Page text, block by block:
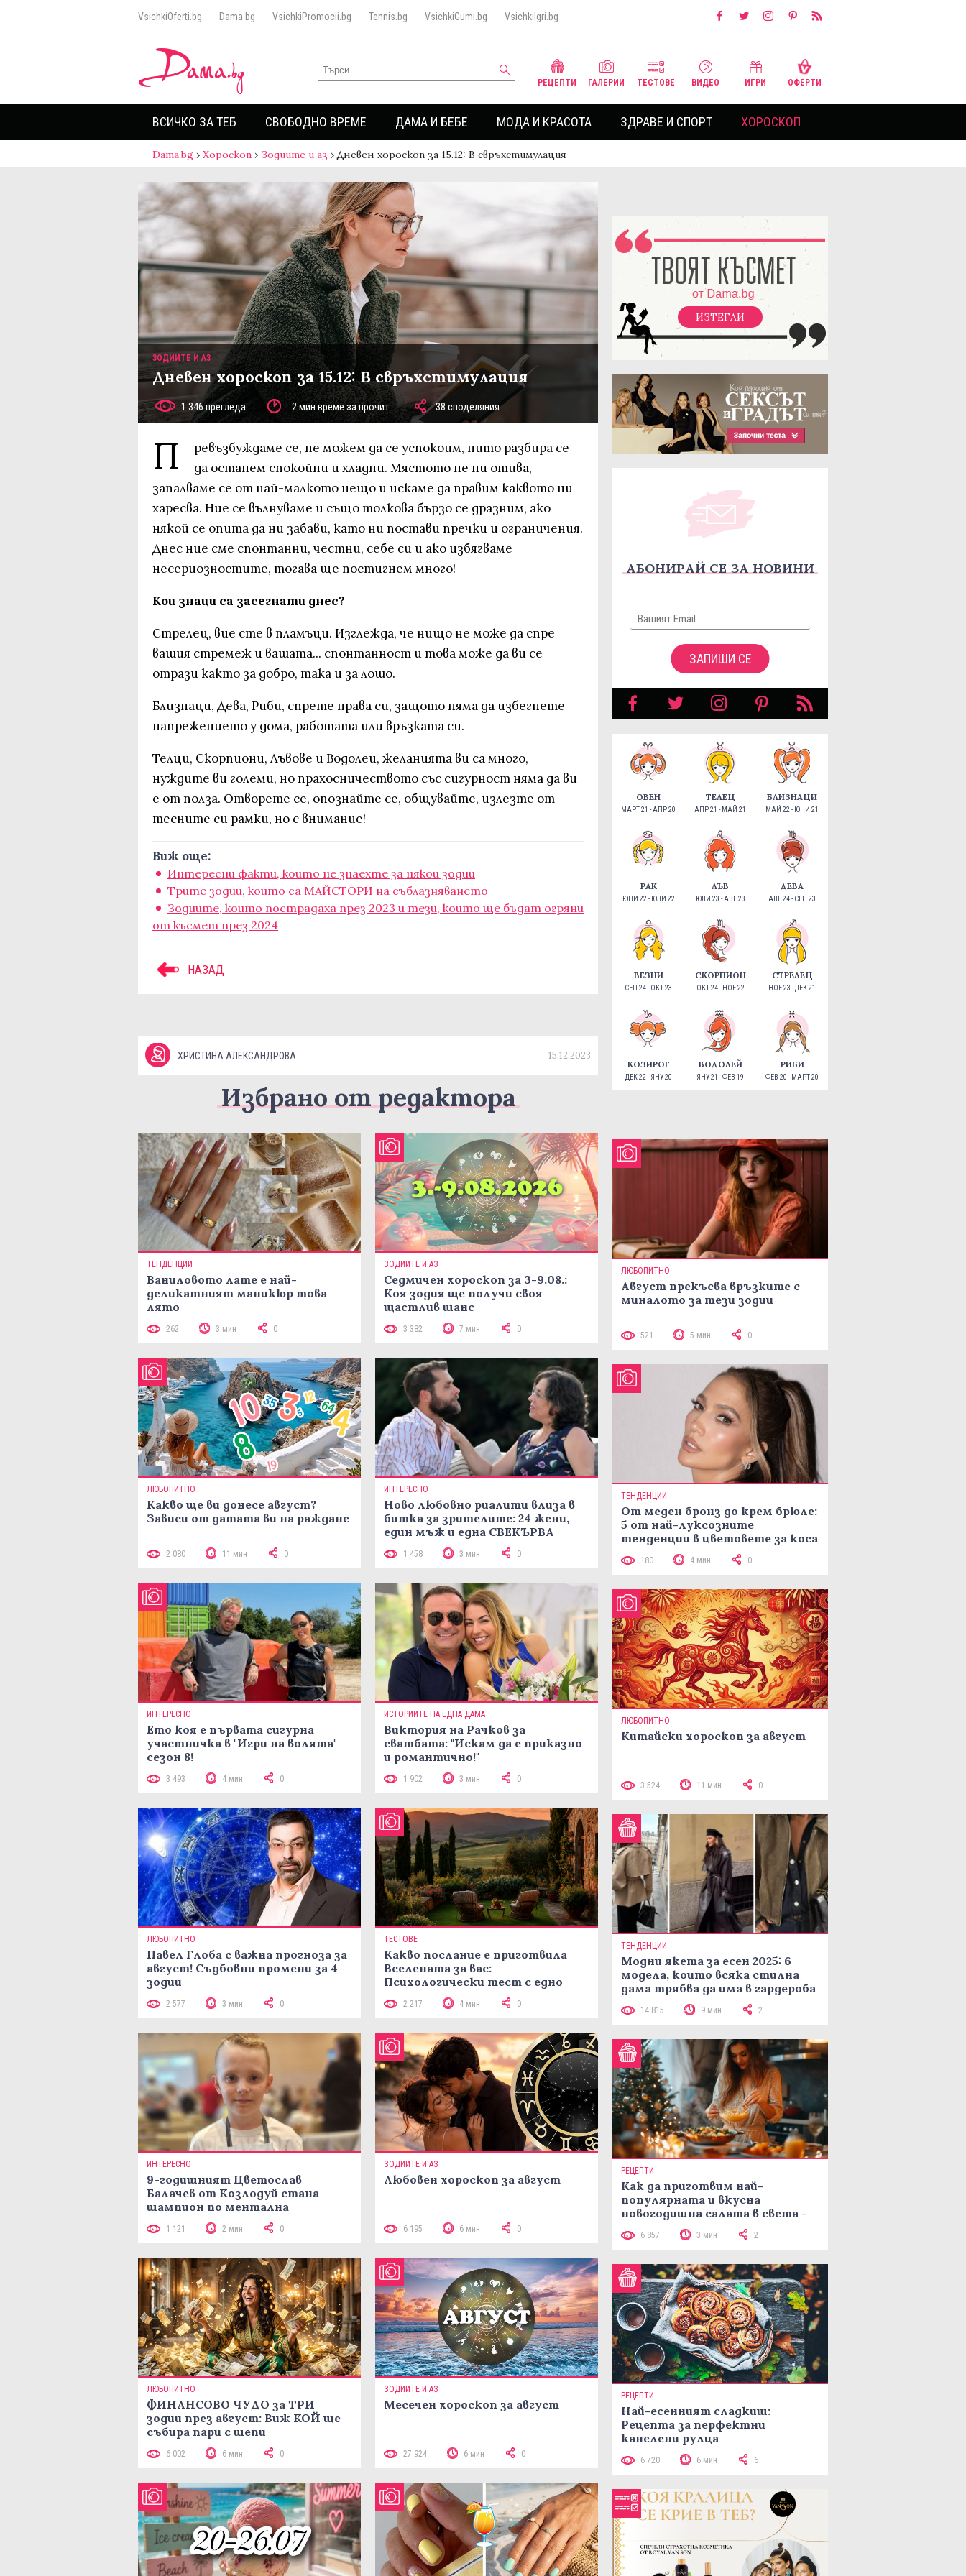
VsichkiOferti.bg Dama.bg VsichkiPromocii.bg Tennis.bg VsichkiGumi.bg VsichkiIgri.bg
РЕЦЕПТИ ГАЛЕРИИ ТЕСТОВЕ ВИДЕО ИГРИ ОФЕРТИ
ВСИЧКО ЗА ТЕБ СВОБОДНО ВРЕМЕ ДАМА И БЕБЕ МОДА И КРАСОТА ЗДРАВЕ И СПОРТ ХОРОСКОП
Dama.bg › Хороскоп › Зодиите и аз ›Дневен хороскоп за 15.12: В свръхстимулация
ЗОДИИТЕ И АЗ
Дневен хороскоп за 15.12: В свръхстимулация
1 346 прегледа 2 мин време за прочит 38 споделяния
П
ревъзбуждаме се, не можем да се успокоим, нито разбира се
да останем спокойни и хладни. Мястото не ни отива,
запалваме се от най-малкото нещо и искаме да правим каквото ни
харесва. Ние се вълнуваме и също толкова бързо се дразним, ако
някой се опита да ни забави, като ни постави пречки и ограничения.
Днес ние сме спонтанни, честни, себе си и ако избягваме
несериозностите, тогава ще постигнем много!
Кои знаци са засегнати днес?
Стрелец, вие сте в пламъци. Изглежда, че нищо не може да спре
вашия стремеж и вашата... спонтанност и това може да ви се
отрази както за добро, така и за лошо.
Близнаци, Дева, Риби, спрете нрава си, защото няма да избегнете
напрежението у дома, работата или връзката си.
Телци, Скорпиони, Лъвове и Водолеи, желанията ви са много,
нуждите ви големи, но прахосничеството със сигурност няма да ви
е от полза. Отворете се, опознайте се, общувайте, излезте от
тесните си рамки, но с внимание!
Виж още:
Интересни факти, които не знаехте за някои зодии
Трите зодии, които са МАЙСТОРИ на съблазняването
Зодиите, които пострадаха през 2023 и тези, които ще бъдат огряни
от късмет през 2024
НАЗАД
ХРИСТИНА АЛЕКСАНДРОВА 15.12.2023
Избрано от редактора
ТЕНДЕНЦИИ
Ваниловото лате е най-
деликатният маникюр това
лято
262 3 мин 0
ЗОДИИТЕ И АЗ
Седмичен хороскоп за 3-9.08.:
Коя зодия ще получи своя
щастлив шанс
3 382 7 мин 0
ЛЮБОПИТНО
Какво ще ви донесе август?
Зависи от датата ви на ражданe
2 080 11 мин 0
ИНТЕРЕСНО
Ново любовно риалити влиза в
битка за зрителите: 24 жени,
един мъж и една СВЕКЪРВА
1 458 3 мин 0
ИНТЕРЕСНО
Ето коя е първата сигурна
участничка в "Игри на волята"
сезон 8!
3 493 4 мин 0
ИСТОРИИТЕ НА ЕДНА ДАМА
Виктория на Рачков за
сватбата: "Искам да е приказно
и романтично!"
1 902 3 мин 0
ЛЮБОПИТНО
Павел Глоба с важна прогноза за
август! Съдбовни промени за 4
зодии
2 577 3 мин 0
ТЕСТОВЕ
Какво послание е приготвила
Вселената за вас:
Психологически тест с едно
2 217 4 мин 0
ИНТЕРЕСНО
9-годишният Цветослав
Балачев от Козлодуй стана
шампион по ментална
аритметика с 320 задачи за 10
минути
1 121 2 мин 0
ЗОДИИТЕ И АЗ
Любовен хороскоп за август
6 195 6 мин 0
ЛЮБОПИТНО
ФИНАНСОВО ЧУДО за ТРИ
зодии през август: Виж КОЙ ще
събира пари с шепи
6 002 6 мин 0
ЗОДИИТЕ И АЗ
Месечен хороскоп за август
27 924 6 мин 0
ИЗТЕГЛИ
АБОНИРАЙ СЕ ЗА НОВИНИ
ЗАПИШИ СЕ
ОВЕН
МАРТ 21 - АПР 20
ТЕЛЕЦ
АПР 21 - МАЙ 21
БЛИЗНАЦИ
МАЙ 22 - ЮНИ 21
РАК
ЮНИ 22 - ЮЛИ 22
ЛЪВ
ЮЛИ 23 - АВГ 23
ДЕВА
АВГ 24 - СЕП 23
ВЕЗНИ
СЕП 24 - ОКТ 23
СКОРПИОН
ОКТ 24 - НОЕ 22
СТРЕЛЕЦ
НОЕ 23 - ДЕК 21
КОЗИРОГ
ДЕК 22 - ЯНУ 20
ВОДОЛЕЙ
ЯНУ 21 - ФЕВ 19
РИБИ
ФЕВ 20 - МАРТ 20
ЛЮБОПИТНО
Август прекъсва връзките с
миналото за тези зодии
521 5 мин 0
ТЕНДЕНЦИИ
От меден бронз до крем брюле:
5 от най-луксозните
тенденции в цветовете за коса
в края на лятото
180 4 мин 0
ЛЮБОПИТНО
Китайски хороскоп за август
3 524 11 мин 0
ТЕНДЕНЦИИ
Модни якета за есен 2025: 6
модела, които всяка стилна
дама трябва да има в гардероба
14 815 9 мин 2
РЕЦЕПТИ
Как да приготвим най-
популярната и вкусна
новогодишна салата в света -
рецепта Мимоза
6 857 3 мин 2
РЕЦЕПТИ
Най-есенният сладкиш:
Рецепта за перфектни
канелени рулца
6 720 6 мин 6